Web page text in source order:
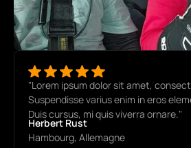
"Lorem ipsum dolor sit amet,
Suspendisse varius enim in eros
Duis cursus, mi quis viverra ornare."
Herbert Rust
Hambourg, Allemagne